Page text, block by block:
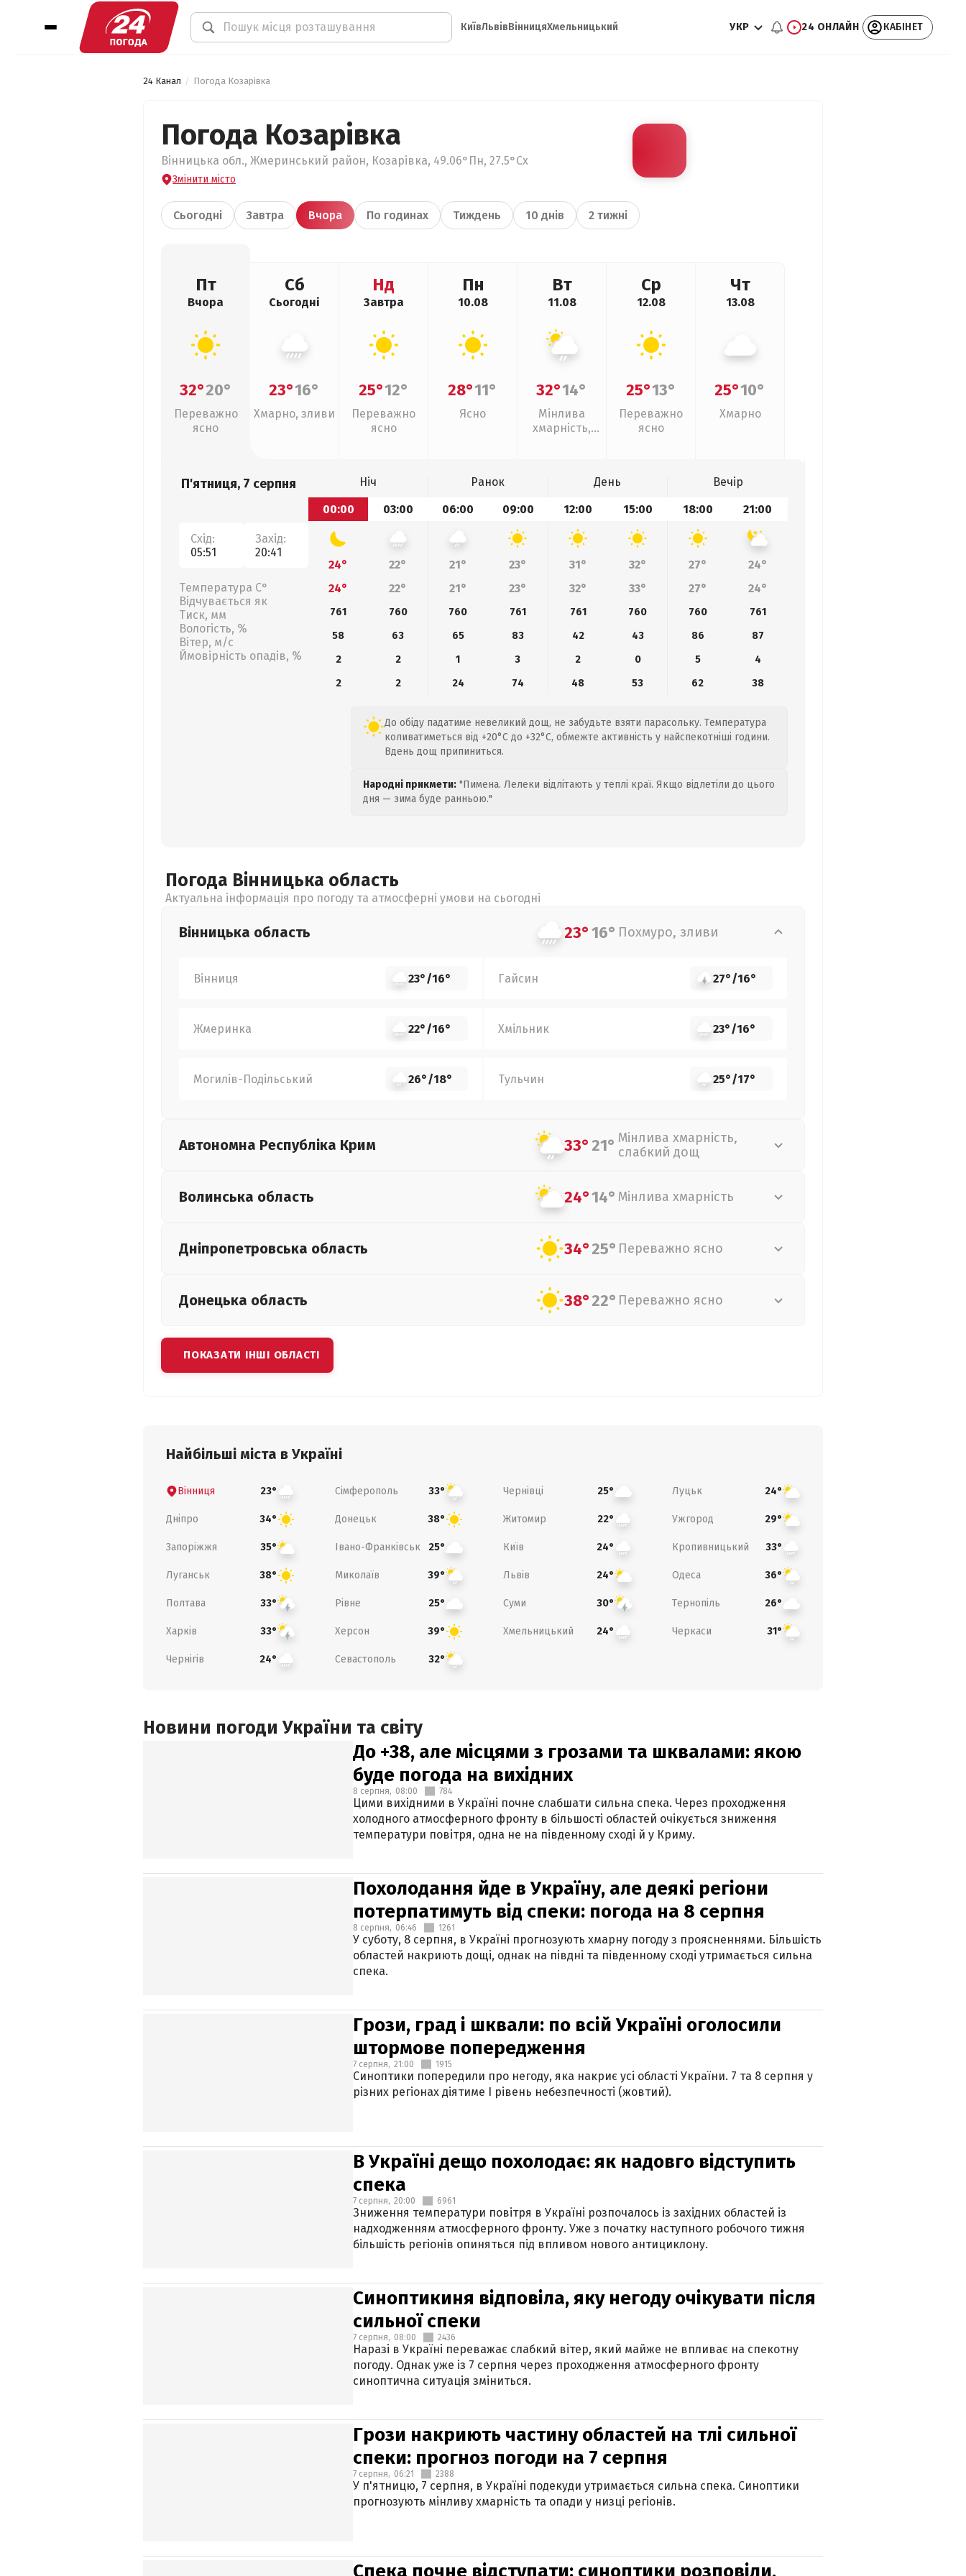
КиївЛьвівВінницяХмельницький УКР 24 ОНЛАЙН КАБІНЕТ
24 Канал Погода Козарівка
Погода Козарівка
Вінницька обл., Жмеринський район, Козарівка, 49.06°Пн, 27.5°Сх
Змінити місто
Сьогодні Завтра Вчора По годинах Тиждень 10 днів 2 тижні
Пт
Вчора
32°20°
Переважно
ясно
Сб
Сьогодні
23°16°
Хмарно, зливи
Нд
Завтра
25°12°
Переважно
ясно
Пн
10.08
28°11°
Ясно
Вт
11.08
32°14°
Мінлива
хмарність,
Ср
12.08
25°13°
Переважно
ясно
Чт
13.08
25°10°
Хмарно
П'ятниця, 7 серпня
Схід:
05:51
Захід:
20:41
Температура С°
Відчувається як
Тиск, мм
Вологість, %
Вітер, м/с
Ймовірність опадів, %
Ніч Ранок День
Вечір
00:00
03:00 06:00 09:00 12:00 15:00 18:00 21:00
24° 22° 21° 23° 31° 32° 27°
24°
24°
22° 21° 23° 32° 33° 27° 24°
761 760 760 761 761 760 760
761
58
63 65 83 42 43 86
87
2
2 1 3 2 0 5
4
2
2 24 74 48 53 62 38
До обіду падатиме невеликий дощ, не забудьте взяти парасольку. Температура
коливатиметься від +20°C до +32°C, обмежте активність у найспекотніші години.
Вдень дощ припиниться.
Народні прикмети: "Пимена. Лелеки відлітають у теплі краї. Якщо відлетіли до цього
дня — зима буде ранньою."
Погода Вінницька область
Актуальна інформація про погоду та атмосферні умови на сьогодні
Вінницька область 23°16° Похмуро, зливи
Вінниця 23°/16° Гайсин 27°/16°
Жмеринка 22°/16° Хмільник 23°/16°
Могилів-Подільський 26°/18° Тульчин 25°/17°
Автономна Республіка Крим 33°21° Мінлива хмарність,
слабкий дощ
Волинська область 24°14° Мінлива хмарність
Дніпропетровська область 34°25° Переважно ясно
Донецька область 38°22° Переважно ясно
ПОКАЗАТИ ІНШІ ОБЛАСТІ
Найбільші міста в Україні
Вінниця 23° Сімферополь 33° Чернівці 25° Луцьк 24°
Дніпро 34° Донецьк 38° Житомир 22° Ужгород 29°
Запоріжжя 35° Івано-Франківськ 25° Київ 24° Кропивницький 33°
Луганськ 38° Миколаїв 39° Львів 24° Одеса 36°
Полтава 33° Рівне 25° Суми 30° Тернопіль 26°
Харків 33° Херсон 39° Хмельницький 24° Черкаси 31°
Чернігів 24° Севастополь 32°
Новини погоди України та світу
До +38, але місцями з грозами та шквалами: якою
буде погода на вихідних
8 серпня, 08:00 784
Цими вихідними в Україні почне слабшати сильна спека. Через проходження
холодного атмосферного фронту в більшості областей очікується зниження
температури повітря, одна не на південному сході й у Криму.
Похолодання йде в Україну, але деякі регіони
потерпатимуть від спеки: погода на 8 серпня
8 серпня, 06:46 1261
У суботу, 8 серпня, в Україні прогнозують хмарну погоду з проясненнями. Більшість
областей накриють дощі, однак на півдні та південному сході утримається сильна
спека.
Грози, град і шквали: по всій Україні оголосили
штормове попередження
7 серпня, 21:00 1915
Синоптики попередили про негоду, яка накриє усі області України. 7 та 8 серпня у
різних регіонах діятиме І рівень небезпечності (жовтий).
В Україні дещо похолодає: як надовго відступить
спека
7 серпня, 20:00 6961
Зниження температури повітря в Україні розпочалось із західних областей із
надходженням атмосферного фронту. Уже з початку наступного робочого тижня
більшість регіонів опиняться під впливом нового антициклону.
Синоптикиня відповіла, яку негоду очікувати після
сильної спеки
7 серпня, 08:00 2436
Наразі в Україні переважає слабкий вітер, який майже не впливає на спекотну
погоду. Однак уже із 7 серпня через проходження атмосферного фронту
синоптична ситуація зміниться.
Грози накриють частину областей на тлі сильної
спеки: прогноз погоди на 7 серпня
7 серпня, 06:21 2388
У п'ятницю, 7 серпня, в Україні подекуди утримається сильна спека. Синоптики
прогнозують мінливу хмарність та опади у низці регіонів.
Спека почне відступати: синоптики розповіли,